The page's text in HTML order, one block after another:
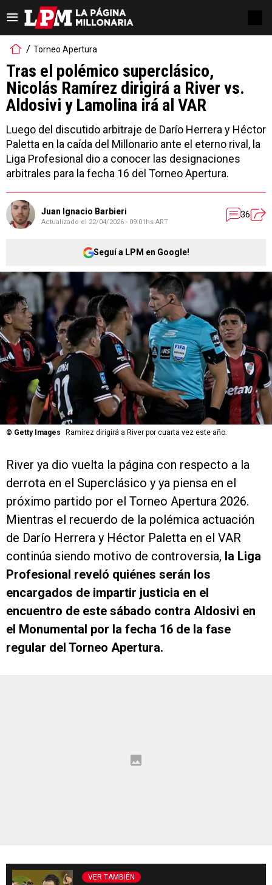
Torneo Apertura
Tras el polémico superclásico,
Nicolás Ramírez dirigirá a River vs.
Aldosivi y Lamolina irá al VAR
Luego del discutido arbitraje de Darío Herrera y Héctor
Paletta en la caída del Millonario ante el eterno rival, la
Liga Profesional dio a conocer las designaciones
arbitrales para la fecha 16 del Torneo Apertura.
Juan Ignacio Barbieri
Actualizado el 22/04/2026 - 09:01hs ART
36
Seguí a LPM en Google!
© Getty Images Ramírez dirigirá a River por cuarta vez este año.
River ya dio vuelta la página con respecto a la
derrota en el Superclásico y ya piensa en el
próximo partido por el Torneo Apertura 2026.
Mientras el recuerdo de la polémica actuación
de Darío Herrera y Héctor Paletta en el VAR
continúa siendo motivo de controversia, la Liga
Profesional reveló quiénes serán los
encargados de impartir justicia en el
encuentro de este sábado contra Aldosivi en
el Monumental por la fecha 16 de la fase
regular del Torneo Apertura.
VER TAMBIÉN